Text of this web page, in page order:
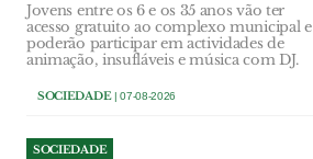
Jovens entre os 6 e os 35 anos vão ter
acesso gratuito ao complexo municipal e
poderão participar em actividades de
animação, insufláveis e música com DJ.
SOCIEDADE| 07-08-2026
SOCIEDADE